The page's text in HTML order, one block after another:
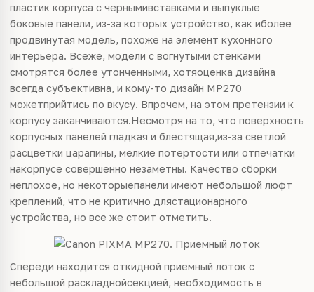
пластик корпуса с чернымивставками и выпуклые
боковые панели, из-за которых устройство, как иболее
продвинутая модель, похоже на элемент кухонного
интерьера. Всеже, модели с вогнутыми стенками
смотрятся более утонченными, хотяоценка дизайна
всегда субъективна, и кому-то дизайн MP270
можетприйтись по вкусу. Впрочем, на этом претензии к
корпусу заканчиваются.Несмотря на то, что поверхность
корпусных панелей гладкая и блестящая,из-за светлой
расцветки царапины, мелкие потертости или отпечатки
накорпусе совершенно незаметны. Качество сборки
неплохое, но некоторыепанели имеют небольшой люфт
креплений, что не критично длястационарного
устройства, но все же стоит отметить.
Спереди находится откидной приемный лоток с
небольшой раскладнойсекцией, необходимость в